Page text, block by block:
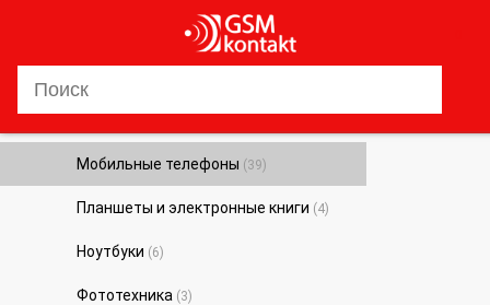
Мобильные телефоны (39)
Планшеты и электронные книги (4)
Ноутбуки (6)
Фототехника (3)